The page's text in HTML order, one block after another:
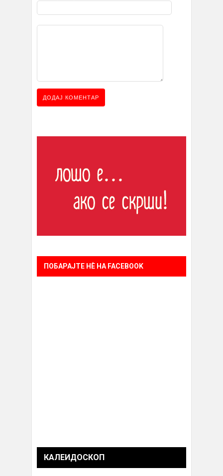
ПОБАРАЈТЕ НÈ НА FACEBOOK
КАЛЕИДОСКОП